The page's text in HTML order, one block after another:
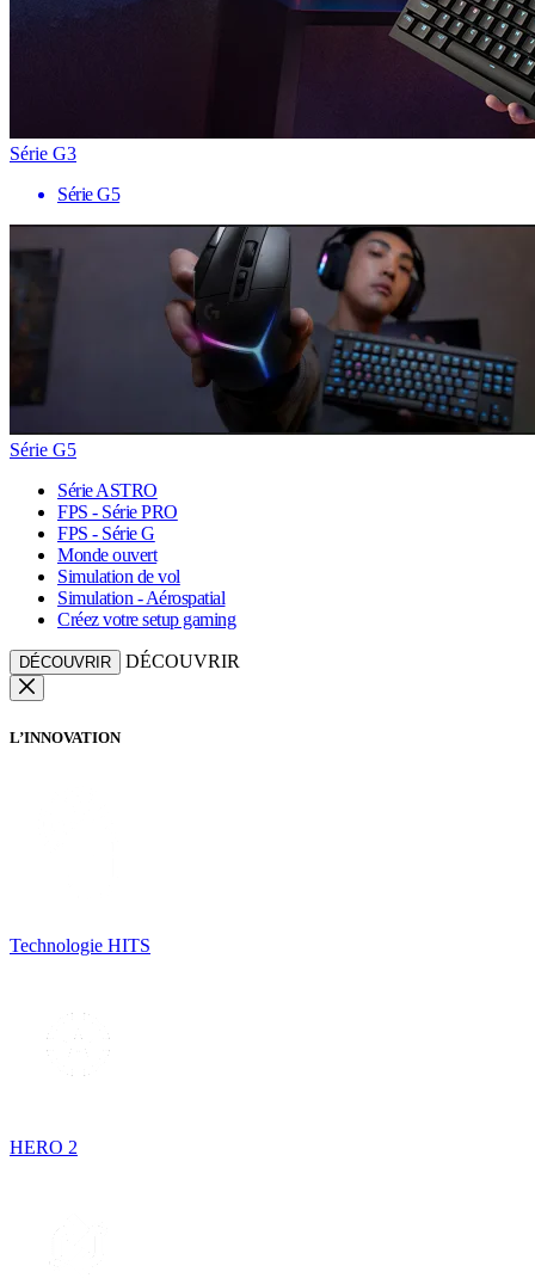
Série G3
Série G5
Série G5
Série ASTRO
FPS - Série PRO
FPS - Série G
Monde ouvert
Simulation de vol
Simulation - Aérospatial
Créez votre setup gaming
DÉCOUVRIR DÉCOUVRIR
L’INNOVATION
Technologie HITS
HERO 2